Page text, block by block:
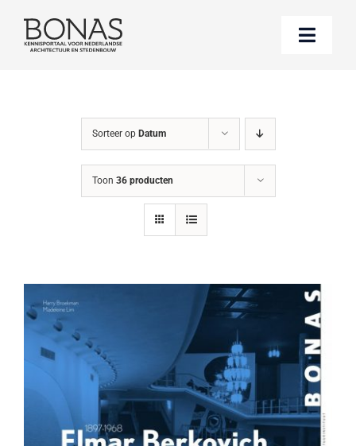
naar
Toggle
Boeken bestellen
Over BONAS
Sorteer op Datum
Toon 36 producten